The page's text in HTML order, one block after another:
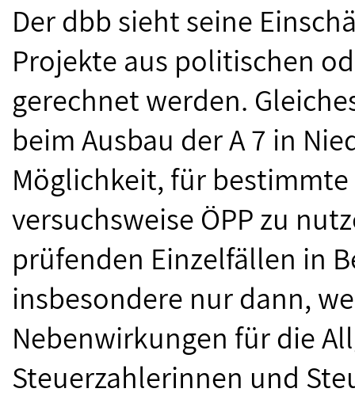
Der dbb sieht seine
Projekte aus politischen
gerechnet werden.
beim Ausbau der A 7 in
Möglichkeit, für
versuchsweise ÖPP zu
prüfenden Einzelfällen in
insbesondere nur dann,
Nebenwirkungen für die
Steuerzahlerinnen und